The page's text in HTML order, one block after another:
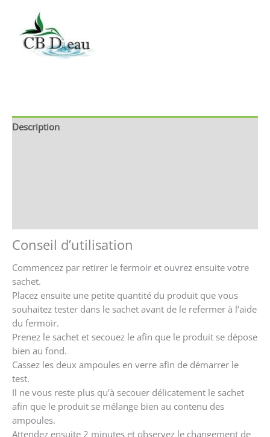
Description
Conseil d’utilisation
Commencez par retirer le fermoir et ouvrez ensuite votre
sachet.
Placez ensuite une petite quantité du produit que vous
souhaitez tester dans le sachet avant de le refermer à l’aide
du fermoir.
Prenez le sachet et secouez le afin que le produit se dépose
bien au fond.
Cassez les deux ampoules en verre afin de démarrer le
test.
Il ne vous reste plus qu’à secouer délicatement le sachet
afin que le produit se mélange bien au contenu des
ampoules.
Attendez ensuite 2 minutes et observez le changement de